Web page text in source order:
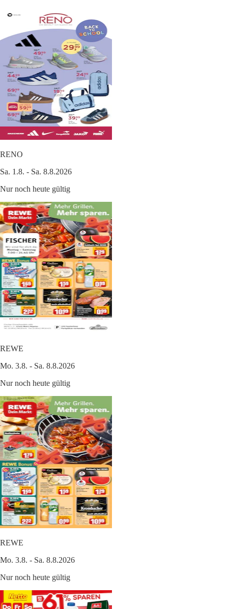
RENO
Sa. 1.8. - Sa. 8.8.2026
Nur noch heute gültig
REWE
Mo. 3.8. - Sa. 8.8.2026
Nur noch heute gültig
REWE
Mo. 3.8. - Sa. 8.8.2026
Nur noch heute gültig